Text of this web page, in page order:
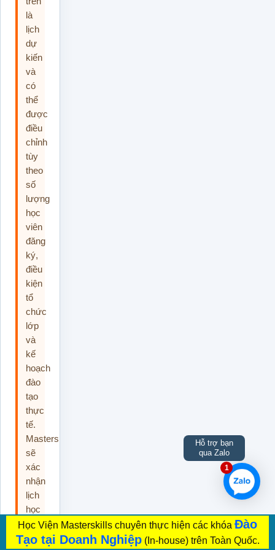
là
lịch
dự
kiến
và
có
thể
được
điều
chỉnh
tùy
theo
số
lượng
học
viên
đăng
ký,
điều
kiện
tổ
chức
lớp
và
kế
hoạch
đào
tạo
thực
tế.
Masterskills
sẽ
xác
nhận
lịch
học
chính
thức
1
Hỗ trợ bạn
qua Zalo
Học Viện Masterskills chuyên thực hiện các khóa Đào
Tạo tại Doanh Nghiệp(In-house) trên Toàn Quốc.